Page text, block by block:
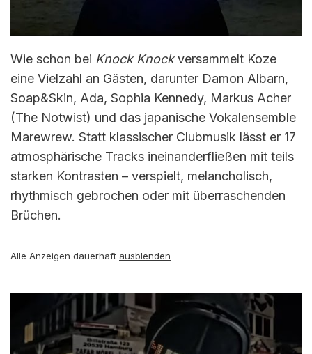
Wie schon bei Knock Knockversammelt Koze
eine Vielzahl an Gästen, darunter Damon Albarn,
Soap&Skin, Ada, Sophia Kennedy, Markus Acher
(The Notwist) und das japanische Vokalensemble
Marewrew. Statt klassischer Clubmusik lässt er 17
atmosphärische Tracks ineinanderfließen mit teils
starken Kontrasten – verspielt, melancholisch,
rhythmisch gebrochen oder mit überraschenden
Brüchen.
Alle Anzeigen dauerhaft ausblenden